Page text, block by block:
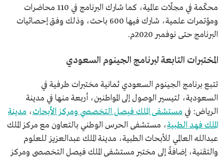
محكّمة في مجلّات عالمية، كما شارك البرنامج في 110 محاضرات
ومؤتمرات علمية، شارك فيها 600 باحث، وذلك وفق إحصائيات
البرنامج حتى نوفمبر 2020م.
المختبرات التابعة لبرنامج الجينوم السعودي
تتبع برنامج الجينوم السعودي ثمانية مختبرات طرفية في
السعودية، لتيسير الوصول إلى المواطنين، أربعة منها في مدينة
الرياض: في مستشفى الملك فيصل التخصصي ومركز الأبحاث، مدينة
الملك فهد الطبية، مستشفى الحرس الوطني بالتعاون مع مركز الملك
عبدالله العالمي للأبحاث الطبية، مدينة الملك عبدالعزيز للعلوم
والتقنية، إضافةً إلى مختبر مستشفى الملك فيصل التخصصي ومركز